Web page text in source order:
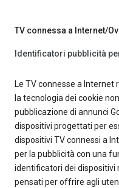
TV connessa a Internet/
Identificatori pubblicità
Le TV connesse a
la tecnologia dei cookie
pubblicazione di annunci
dispositivi progettati per
dispositivi TV connessi a
per la pubblicità con una
identificatori dei dispositivi
pensati per offrire agli